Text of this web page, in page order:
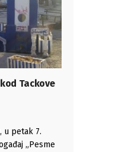
Tackove
u petak 7.
„Pesme